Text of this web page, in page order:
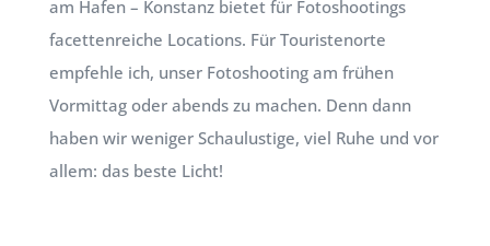
am Hafen – Konstanz bietet für Fotoshootings
facettenreiche Locations. Für Touristenorte
empfehle ich, unser Fotoshooting am frühen
Vormittag oder abends zu machen. Denn dann
haben wir weniger Schaulustige, viel Ruhe und vor
allem: das beste Licht!